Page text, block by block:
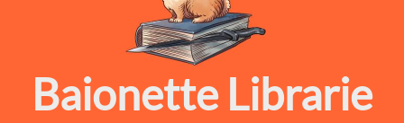
Baionette Librarie